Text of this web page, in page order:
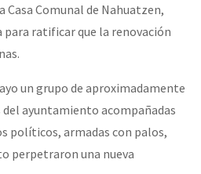
Comunal de Nahuatzen,
para ratificar que la renovación
un grupo de aproximadamente
ayuntamiento acompañadas
políticos, armadas con palos,
perpetraron una nueva